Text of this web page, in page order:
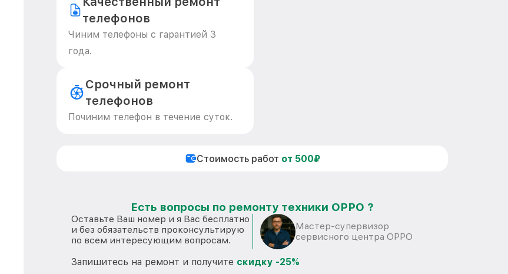
телефонов
Чиним телефоны с гарантией 3
года.
Срочный ремонт
телефонов
Починим телефон в течение суток.
Стоимость работ от 500₽
Есть вопросы по ремонту техники OPPO ?
Оставьте Ваш номер и я Вас бесплатно
и без обязательств проконсультирую
по всем интересующим вопросам.
Мастер-супервизор
сервисного центра OPPO
Запишитесь на ремонт и получите скидку -25%